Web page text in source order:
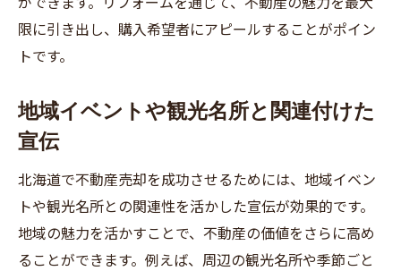
限に引き出し、購入希望者にアピールすることがポイン
トです。
地域イベントや観光名所と関連付けた
宣伝
北海道で不動産売却を成功させるためには、地域イベン
トや観光名所との関連性を活かした宣伝が効果的です。
地域の魅力を活かすことで、不動産の価値をさらに高め
ることができます。例えば、周辺の観光名所や季節ごと